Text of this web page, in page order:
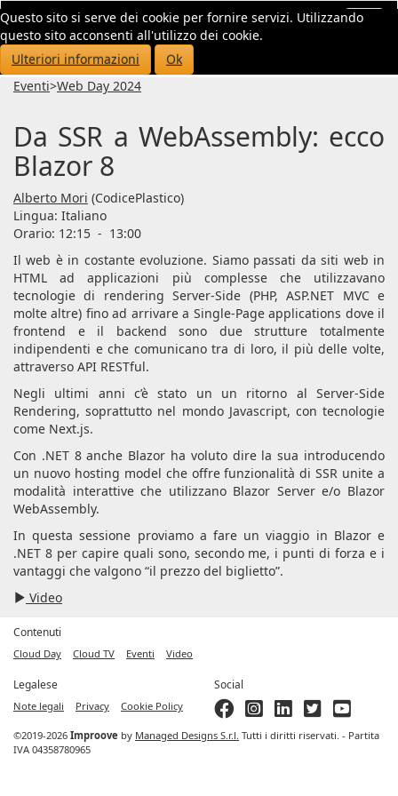
Questo sito si serve dei cookie per fornire servizi. Utilizzando
questo sito acconsenti all'utilizzo dei cookie.
Ulteriori informazioni
Ok
Eventi>Web Day 2024
Da SSR a WebAssembly: ecco
Blazor 8
Alberto Mori (CodicePlastico)
Lingua: Italiano
Orario: 12:15 - 13:00
Il web è in costante evoluzione. Siamo passati da siti web in
HTML ad applicazioni più complesse che utilizzavano
tecnologie di rendering Server-Side (PHP, ASP.NET MVC e
molte altre) fino ad arrivare a Single-Page applications dove il
frontend e il backend sono due strutture totalmente
indipendenti e che comunicano tra di loro, il più delle volte,
attraverso API RESTful.
Negli ultimi anni c’è stato un un ritorno al Server-Side
Rendering, soprattutto nel mondo Javascript, con tecnologie
come Next.js.
Con .NET 8 anche Blazor ha voluto dire la sua introducendo
un nuovo hosting model che offre funzionalità di SSR unite a
modalità interattive che utilizzano Blazor Server e/o Blazor
WebAssembly.
In questa sessione proviamo a fare un viaggio in Blazor e
.NET 8 per capire quali sono, secondo me, i punti di forza e i
vantaggi che valgono “il prezzo del biglietto”.
Video
Contenuti
Cloud Day Cloud TV Eventi Video
Legalese
Note legali Privacy Cookie Policy
Social
©2019-2026 Improove by Managed Designs S.r.l. Tutti i diritti riservati. - Partita
IVA 04358780965